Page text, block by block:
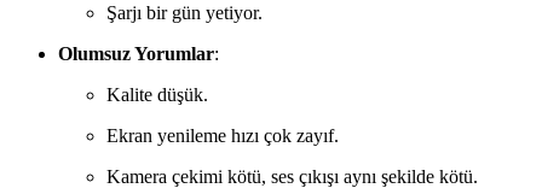
Şarjı bir gün yetiyor.
Olumsuz Yorumlar:
Kalite düşük.
Ekran yenileme hızı çok zayıf.
Kamera çekimi kötü, ses çıkışı aynı şekilde kötü.